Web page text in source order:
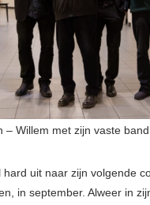
– Willem met zijn vaste
hard uit naar zijn volgende
in september. Alweer in